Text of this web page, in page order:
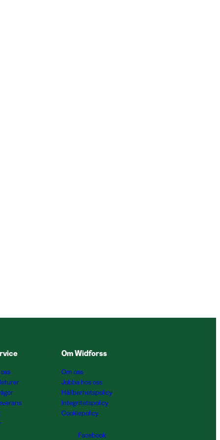
Om Widforss
Om oss
Jobba hos oss
Hållbarhetspolicy
Integritetspolicy
Cookiepolicy
Facebook